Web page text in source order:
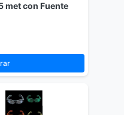
met con Fuente